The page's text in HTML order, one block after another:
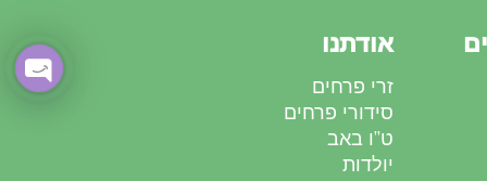
אודתנו
זרי פרחים
סידורי פרחים
ט”ו באב
יולדות